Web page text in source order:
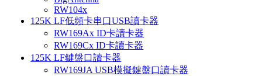
RW104x
125K LF低頻卡串口USB讀卡器
RW169Ax ID卡讀卡器
RW169Cx ID卡讀卡器
125K LF鍵盤口讀卡器
RW169JA USB模擬鍵盤口讀卡器